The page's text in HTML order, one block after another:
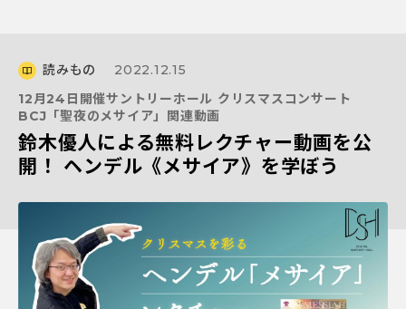
読みもの
2022.12.15
12月24日開催サントリーホール クリスマスコンサート
BCJ「聖夜のメサイア」関連動画
鈴木優人による無料レクチャー動画を公
開！ ヘンデル《メサイア》を学ぼう